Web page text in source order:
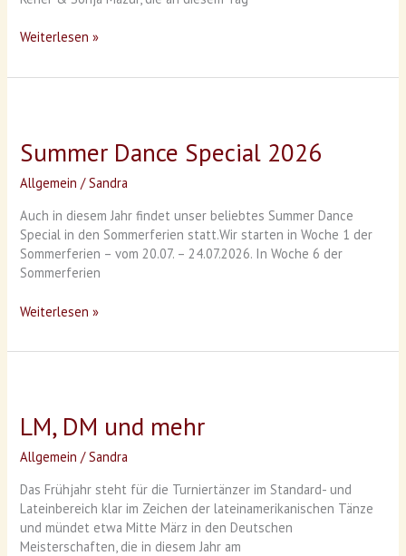
Weiterlesen »
Summer Dance Special 2026
Allgemein /Sandra
Auch in diesem Jahr findet unser beliebtes Summer Dance
Special in den Sommerferien statt.Wir starten in Woche 1 der
Sommerferien – vom 20.07. – 24.07.2026. In Woche 6 der
Sommerferien
Special
2026
Weiterlesen »
LM, DM und mehr
Allgemein /Sandra
Das Frühjahr steht für die Turniertänzer im Standard- und
Lateinbereich klar im Zeichen der lateinamerikanischen Tänze
und mündet etwa Mitte März in den Deutschen
Meisterschaften, die in diesem Jahr am
und
mehr